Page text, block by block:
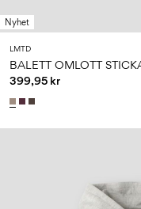
Nyhet
LMTD
BALETT OMLOTT
399,95 kr